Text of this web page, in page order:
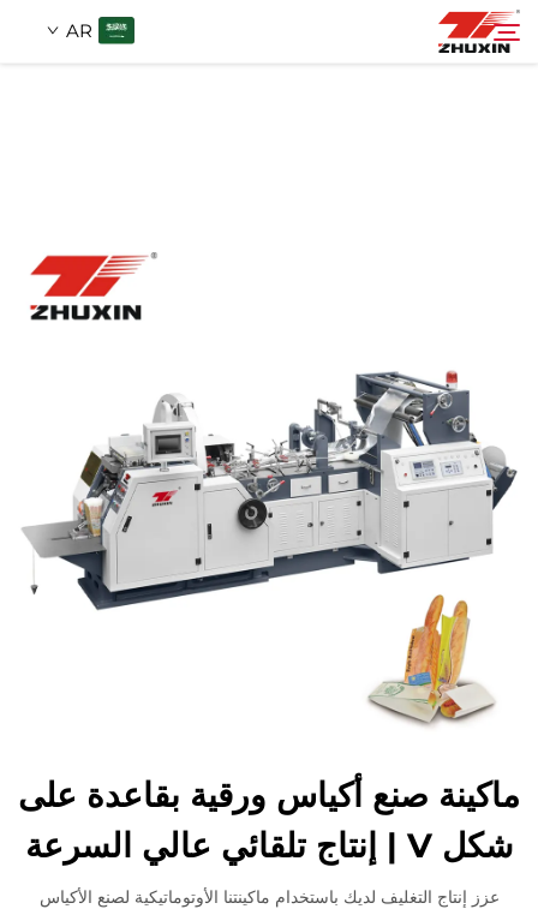
AR
اتصل
الأسئلة الشائعة
ماكينة صنع أكياس ورقية بقاعدة على
شكل V | إنتاج تلقائي عالي السرعة
عزز إنتاج التغليف لديك باستخدام ماكينتنا الأوتوماتيكية لصنع الأكياس